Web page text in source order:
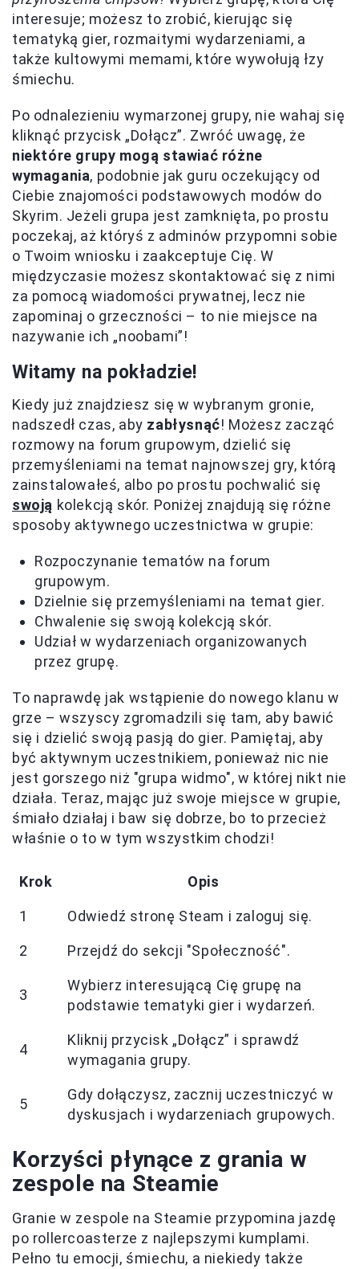
interesuje; możesz to zrobić, kierując się
tematyką gier, rozmaitymi wydarzeniami, a
także kultowymi memami, które wywołują łzy
śmiechu.
Po odnalezieniu wymarzonej grupy, nie wahaj się
kliknąć przycisk „Dołącz”. Zwróć uwagę, że
niektóre grupy mogą stawiać różne
wymagania, podobnie jak guru oczekujący od
Ciebie znajomości podstawowych modów do
Skyrim. Jeżeli grupa jest zamknięta, po prostu
poczekaj, aż któryś z adminów przypomni sobie
o Twoim wniosku i zaakceptuje Cię. W
międzyczasie możesz skontaktować się z nimi
za pomocą wiadomości prywatnej, lecz nie
zapominaj o grzeczności – to nie miejsce na
nazywanie ich „noobami”!
Witamy na pokładzie!
Kiedy już znajdziesz się w wybranym gronie,
nadszedł czas, aby zabłysnąć! Możesz zacząć
rozmowy na forum grupowym, dzielić się
przemyśleniami na temat najnowszej gry, którą
zainstalowałeś, albo po prostu pochwalić się
swoją kolekcją skór. Poniżej znajdują się różne
sposoby aktywnego uczestnictwa w grupie:
Rozpoczynanie tematów na forum
grupowym.
Dzielnie się przemyśleniami na temat gier.
Chwalenie się swoją kolekcją skór.
Udział w wydarzeniach organizowanych
przez grupę.
To naprawdę jak wstąpienie do nowego klanu w
grze – wszyscy zgromadzili się tam, aby bawić
się i dzielić swoją pasją do gier. Pamiętaj, aby
być aktywnym uczestnikiem, ponieważ nic nie
jest gorszego niż "grupa widmo", w której nikt nie
działa. Teraz, mając już swoje miejsce w grupie,
śmiało działaj i baw się dobrze, bo to przecież
właśnie o to w tym wszystkim chodzi!
Krok Opis
1 Odwiedź stronę Steam i zaloguj się.
2 Przejdź do sekcji "Społeczność".
3
Wybierz interesującą Cię grupę na
podstawie tematyki gier i wydarzeń.
4
Kliknij przycisk „Dołącz” i sprawdź
wymagania grupy.
5
Gdy dołączysz, zacznij uczestniczyć w
dyskusjach i wydarzeniach grupowych.
Korzyści płynące z grania w
zespole na Steamie
Granie w zespole na Steamie przypomina jazdę
po rollercoasterze z najlepszymi kumplami.
Pełno tu emocji, śmiechu, a niekiedy także